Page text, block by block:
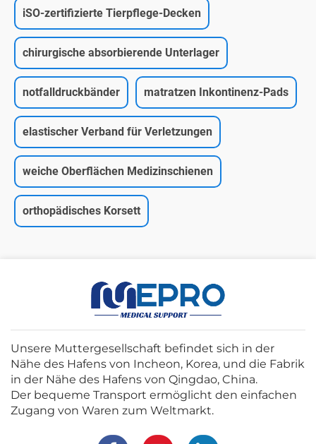
iSO-zertifizierte Tierpflege-Decken
chirurgische absorbierende Unterlager
notfalldruckbänder matratzen Inkontinenz-Pads
elastischer Verband für Verletzungen
weiche Oberflächen Medizinschienen
orthopädisches Korsett
Unsere Muttergesellschaft befindet sich in der
Nähe des Hafens von Incheon, Korea, und die Fabrik
in der Nähe des Hafens von Qingdao, China.
Der bequeme Transport ermöglicht den einfachen
Zugang von Waren zum Weltmarkt.